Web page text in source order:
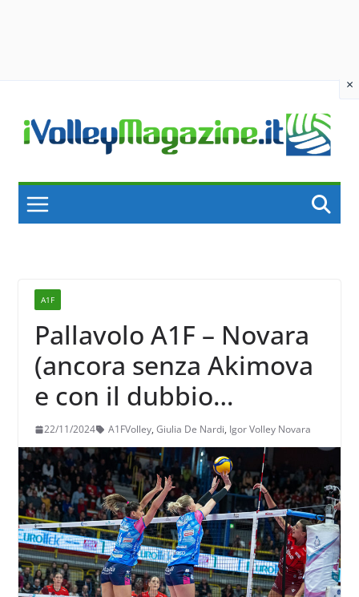
×
content
A1F
Pallavolo A1F – Novara
(ancora senza Akimova
e con il dubbio
Orthmann) a caccia di
riscatto con
Talmassons. De Nardi:
“Il sentimento che
prevale in noi è la
voglia di rivalsa”
22/11/2024 A1FVolley, Giulia De Nardi, Igor Volley Novara